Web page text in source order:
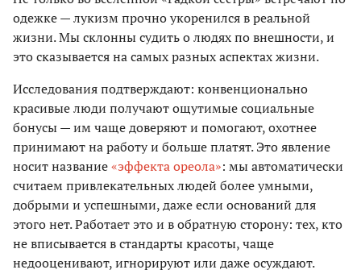
одежке — лукизм прочно укоренился в реальной
жизни. Мы склонны судить о людях по внешности, и
это сказывается на самых разных аспектах жизни.
Исследования подтверждают: конвенционально
красивые люди получают ощутимые социальные
бонусы — им чаще доверяют и помогают, охотнее
принимают на работу и больше платят. Это явление
носит название«эффекта ореола»: мы автоматически
считаем привлекательных людей более умными,
добрыми и успешными, даже если оснований для
этого нет. Работает это и в обратную сторону: тех, кто
не вписывается в стандарты красоты, чаще
недооценивают, игнорируют или даже осуждают.